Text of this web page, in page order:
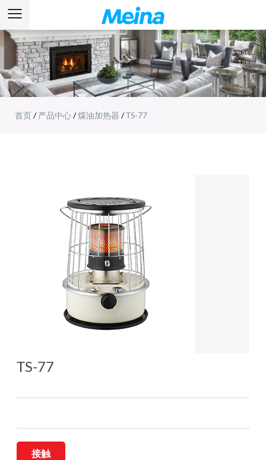
首页/产品中心/煤油加热器 /TS-77
TS-77
接触